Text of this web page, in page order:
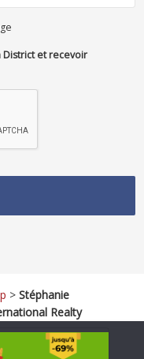
District et recevoir
>Stéphanie
Realty